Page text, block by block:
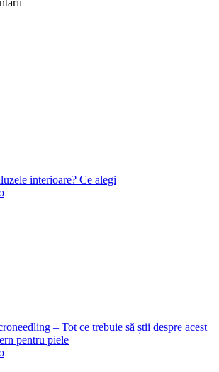
interioare? Ce alegi
– Tot ce trebuie să știi despre acest
pentru piele